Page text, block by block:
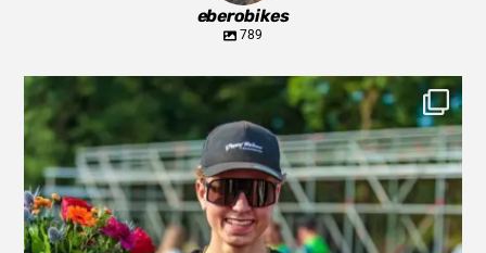
eberobikes
789